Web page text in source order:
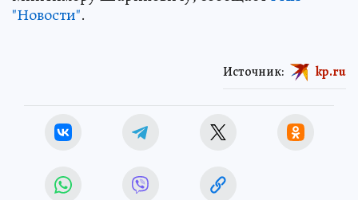
"Новости".
Источник: kp.ru